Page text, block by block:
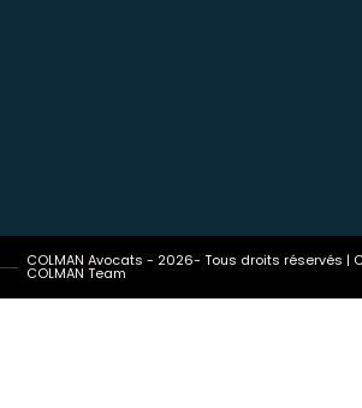
COLMAN Avocats - 2026- Tous droits réservés |
COLMAN Team